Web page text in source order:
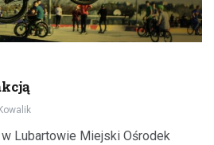
w Lubartowie Miejski Ośrodek